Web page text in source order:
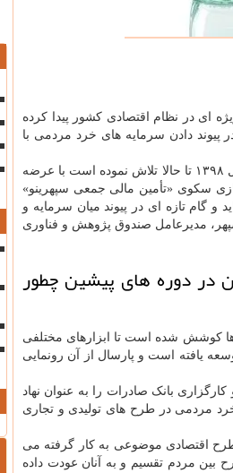
ای در نظام اقتصادی کشور پیدا کرده
پیوند دادن سرمایه های خرد مردمی با
و فناوری سپهر به عنوان یکی از نهادهای پیشرو در این حوزه، از آغاز فعالیت خود در سال ۱۳۹۸ تا حالا تلاش نموده است با عرضه
سکوی «تأمین مالی جمعی سپهرینو»
و گام تازه ای در پیوند میان سرمایه و
مدیرعامل صندوق پژوهش و فناوری
در دوره های پیشین چطور
را از سال ۹۸ شروع کرد. در این سال ها کوشش شده است تا ابزارهای مختلفی
یافته است و پارسال از آن رونمایی
بانک صادرات را به عنوان نهاد
است که نزدیک به ۱۷۰ میلیارد تومان از منابع خرد مردمی در طرح های تولیدی و تجاری
اقتصادی موضوعی به کار گرفته می
مردم تقسیم و به آنان عودت داده